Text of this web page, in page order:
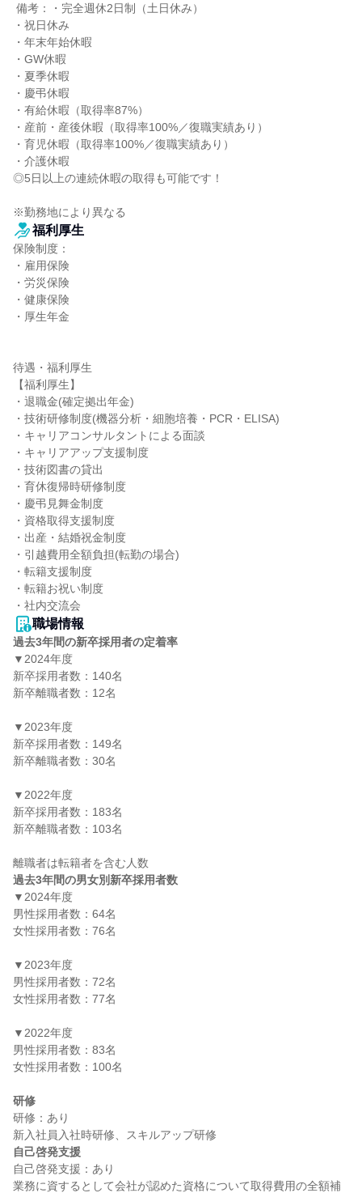
・祝日休み
・年末年始休暇
・GW休暇
・夏季休暇
・慶弔休暇
・有給休暇（取得率87%）
・産前・産後休暇（取得率100%／復職実績あり）
・育児休暇（取得率100%／復職実績あり）
・介護休暇
◎5日以上の連続休暇の取得も可能です！
※勤務地により異なる
福利厚生
保険制度：
・雇用保険
・労災保険
・健康保険
・厚生年金
待遇・福利厚生
【福利厚生】
・退職金(確定拠出年金)
・技術研修制度(機器分析・細胞培養・PCR・ELISA)
・キャリアコンサルタントによる面談
・キャリアアップ支援制度
・技術図書の貸出
・育休復帰時研修制度
・慶弔見舞金制度
・資格取得支援制度
・出産・結婚祝金制度
・引越費用全額負担(転勤の場合)
・転籍支援制度
・転籍お祝い制度
・社内交流会
職場情報
過去3年間の新卒採用者の定着率
▼2024年度
新卒採用者数：140名
新卒離職者数：12名
▼2023年度
新卒採用者数：149名
新卒離職者数：30名
▼2022年度
新卒採用者数：183名
新卒離職者数：103名
過去3年間の男女別新卒採用者数
▼2024年度
男性採用者数：64名
女性採用者数：76名
▼2023年度
男性採用者数：72名
女性採用者数：77名
▼2022年度
男性採用者数：83名
女性採用者数：100名
研修
研修：あり
自己啓発支援
自己啓発支援：あり
業務に資するとして会社が認めた資格について取得費用の全額補